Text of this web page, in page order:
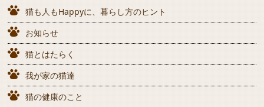
猫も人もHappyに、暮らし方のヒント
お知らせ
猫とはたらく
我が家の猫達
猫の健康のこと